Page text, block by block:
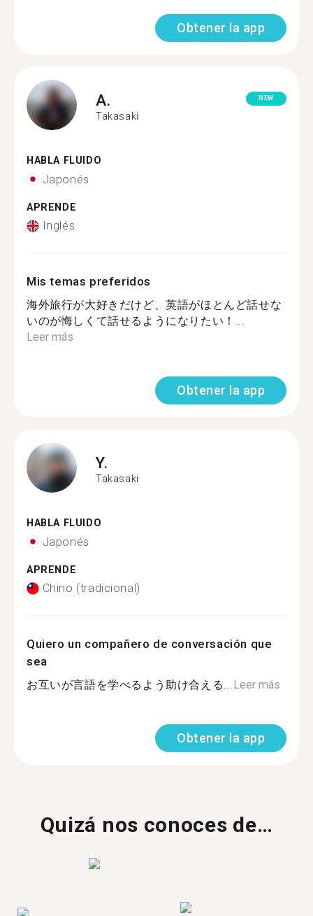
Obtener la app
A.
Takasaki
NEW
HABLA FLUIDO
Japonés
APRENDE
Inglés
Mis temas preferidos
海外旅行が大好きだけど、英語がほとんど話せな
いのが悔しくて話せるようになりたい！...
Leer más
Obtener la app
Y.
Takasaki
HABLA FLUIDO
Japonés
APRENDE
Chino (tradicional)
Quiero un compañero de conversación que
sea
お互いが言語を学べるよう助け合える...Leer más
Obtener la app
Quizá nos conoces de…